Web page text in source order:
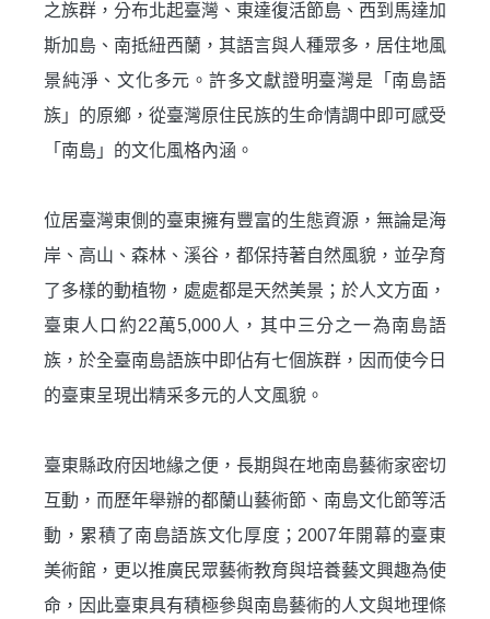
✕
會員登入
之族群，分布北起臺灣、東達復活節島、西到馬達加
斯加島、南抵紐西蘭，其語言與人種眾多，居住地風
景純淨、文化多元。許多文獻證明臺灣是「南島語
族」的原鄉，從臺灣原住民族的生命情調中即可感受
「南島」的文化風格內涵。
位居臺灣東側的臺東擁有豐富的生態資源，無論是海
岸、高山、森林、溪谷，都保持著自然風貌，並孕育
了多樣的動植物，處處都是天然美景；於人文方面，
臺東人口約22萬5,000人，其中三分之一為南島語
族，於全臺南島語族中即佔有七個族群，因而使今日
的臺東呈現出精采多元的人文風貌。
臺東縣政府因地緣之便，長期與在地南島藝術家密切
互動，而歷年舉辦的都蘭山藝術節、南島文化節等活
動，累積了南島語族文化厚度； 2007年開幕的臺東
美術館，更以推廣民眾藝術教育與培養藝文興趣為使
命，因此臺東具有積極參與南島藝術的人文與地理條